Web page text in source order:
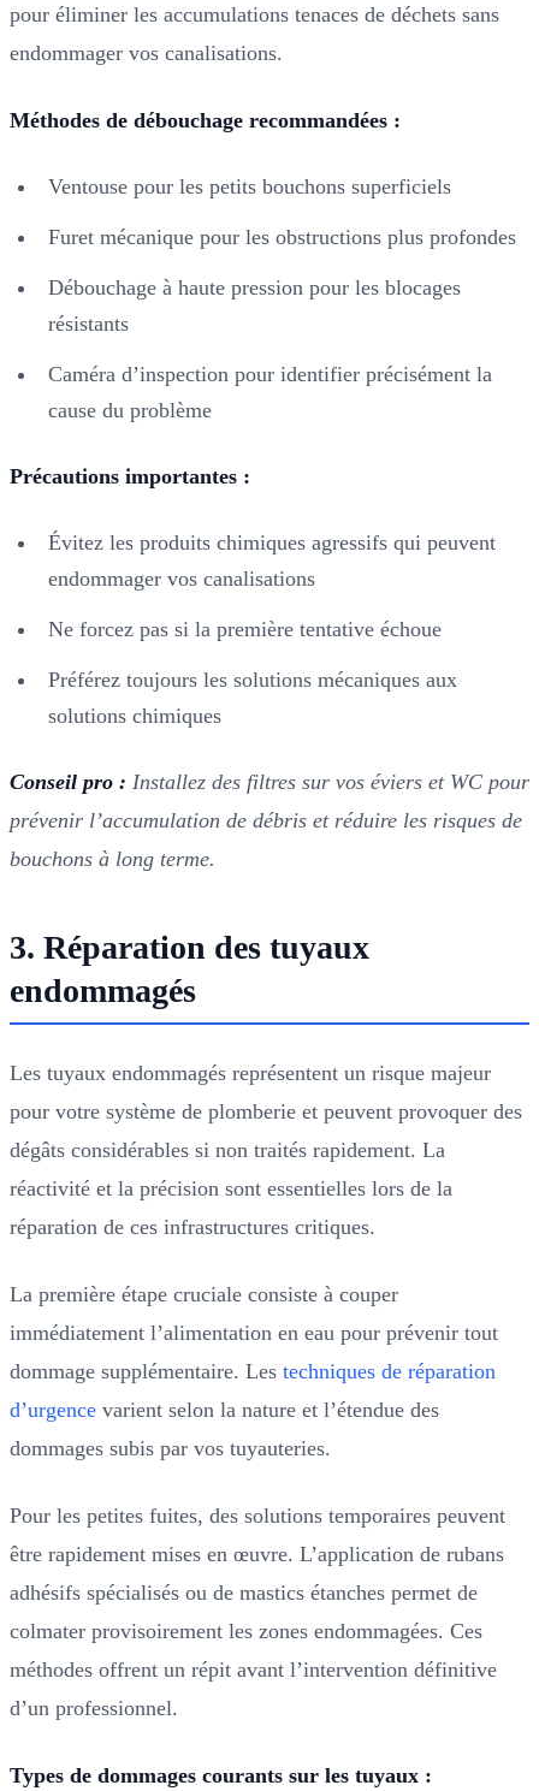
pour éliminer les accumulations tenaces de déchets sans
endommager vos canalisations.
Méthodes de débouchage recommandées :
Ventouse pour les petits bouchons superficiels
Furet mécanique pour les obstructions plus profondes
Débouchage à haute pression pour les blocages
résistants
Caméra d’inspection pour identifier précisément la
cause du problème
Précautions importantes :
Évitez les produits chimiques agressifs qui peuvent
endommager vos canalisations
Ne forcez pas si la première tentative échoue
Préférez toujours les solutions mécaniques aux
solutions chimiques
Conseil pro : Installez des filtres sur vos éviers et WC pour
prévenir l’accumulation de débris et réduire les risques de
bouchons à long terme.
3. Réparation des tuyaux
endommagés
Les tuyaux endommagés représentent un risque majeur
pour votre système de plomberie et peuvent provoquer des
dégâts considérables si non traités rapidement. La
réactivité et la précision sont essentielles lors de la
réparation de ces infrastructures critiques.
La première étape cruciale consiste à couper
immédiatement l’alimentation en eau pour prévenir tout
dommage supplémentaire. Les techniques de réparation
d’urgence varient selon la nature et l’étendue des
dommages subis par vos tuyauteries.
Pour les petites fuites, des solutions temporaires peuvent
être rapidement mises en œuvre. L’application de rubans
adhésifs spécialisés ou de mastics étanches permet de
colmater provisoirement les zones endommagées. Ces
méthodes offrent un répit avant l’intervention définitive
d’un professionnel.
Types de dommages courants sur les tuyaux :